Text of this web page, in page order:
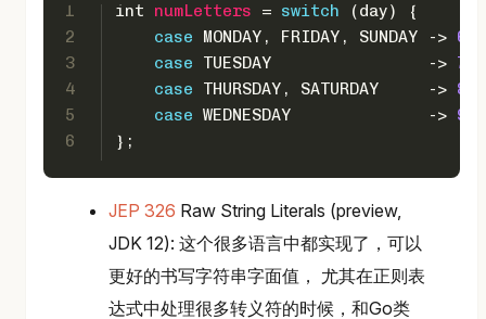
1
2
3
4
5
6
int numLetters = switch (day) {
case MONDAY, FRIDAY, SUNDAY -> 6
case TUESDAY                -> 7
case THURSDAY, SATURDAY     -> 8
case WEDNESDAY              -> 9
};
JEP 326 Raw String Literals (preview,
JDK 12): 这个很多语言中都实现了，可以
更好的书写字符串字面值， 尤其在正则表
达式中处理很多转义符的时候，和Go类